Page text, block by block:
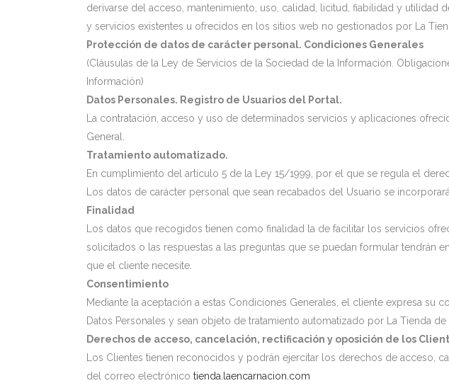
derivarse del acceso, mantenimiento, uso, calidad, licitud, fiabilidad y
y servicios existentes u ofrecidos en los sitios web no gestionados por La
Protección de datos de carácter personal. Condiciones Generales
(Cláusulas de la Ley de Servicios de la Sociedad de la Información.
Información)
Datos Personales. Registro de Usuarios del Portal.
La contratación, acceso y uso de determinados servicios y aplicaciones
General.
Tratamiento automatizado.
En cumplimiento del artículo 5 de la Ley 15/1999, por el que se regula el
Los datos de carácter personal que sean recabados del Usuario se
Finalidad
Los datos que recogidos tienen como finalidad la de facilitar los servicios
solicitados o las respuestas a las preguntas que se puedan formular tendrán
que el cliente necesite.
Consentimiento
Mediante la aceptación a estas Condiciones Generales, el cliente expresa
Datos Personales y sean objeto de tratamiento automatizado por La Tienda
Derechos de acceso, cancelación, rectificación y oposición de los
Los Clientes tienen reconocidos y podrán ejercitar los derechos de acceso,
del correo electrónico tienda.laencarnacion.com